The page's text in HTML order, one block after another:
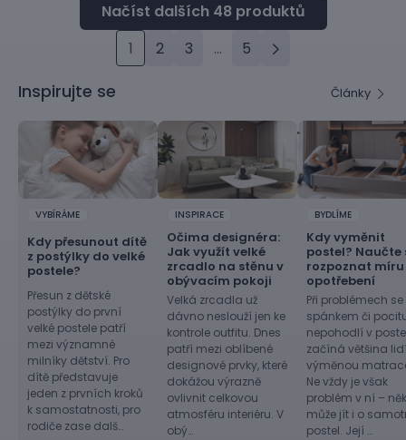
1 2 3 ... 5
Inspirujte se Články
VYBÍRÁME
Kdy přesunout dítě
z postýlky do velké
postele?
Přesun z dětské
postýlky do první
velké postele patří
mezi významné
milníky dětství. Pro
dítě představuje
jeden z prvních kroků
k samostatnosti, pro
rodiče zase dalš…
INSPIRACE
Očima designéra:
Jak využít velké
zrcadlo na stěnu v
obývacím pokoji
Velká zrcadla už
dávno neslouží jen ke
kontrole outfitu. Dnes
patří mezi oblíbené
designové prvky, které
dokážou výrazně
ovlivnit celkovou
atmosféru interiéru. V
obý…
BYDLÍME
Kdy vyměnit
postel? Naučte
rozpoznat míru
opotřebení
Při problémech se
spánkem či
nepohodlí v
začíná většina
výměnou
Ne vždy je však
problém v ní –
může jít i o
postel. Její …